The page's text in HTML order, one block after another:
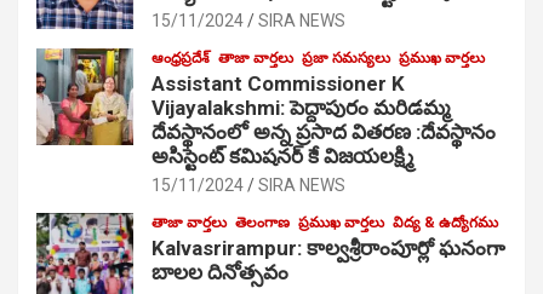
15/11/2024 SIRA NEWS
ఆంధ్రప్రదేశ్ తాజా వార్తలు ప్రజా సమస్యలు ప్రముఖ వార్తలు
Assistant Commissioner K
Vijayalakshmi: పెద్దాపురం మరిడమ్మ
దేవస్థానంలో అన్న ప్రసాద వితరణ :దేవస్థానం
అసిస్టెంట్ కమిషనర్ కే విజయలక్ష్మి
15/11/2024 SIRA NEWS
తాజా వార్తలు తెలంగాణ ప్రముఖ వార్తలు విద్య & ఉద్యోగము
Kalvasrirampur: కాల్వశ్రీరాంపూర్లో ఘనంగా
బాలల దినోత్సవం